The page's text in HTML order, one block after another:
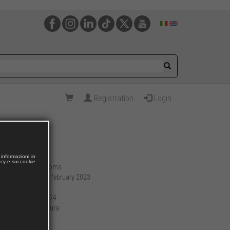
Registration Login
Roma
09 february 2023
22 x 24
brossura
in
e sui cookie